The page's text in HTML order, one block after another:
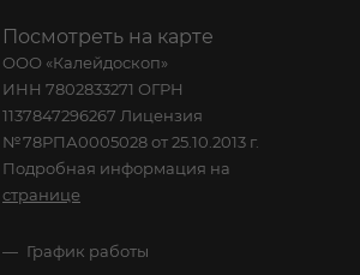
Посмотреть на карте
ООО «Калейдоскоп»
ИНН 7802833271 ОГРН
1137847296267 Лицензия
№78РПА0005028 от 25.10.2013 г.
Подробная информация на
странице
График работы